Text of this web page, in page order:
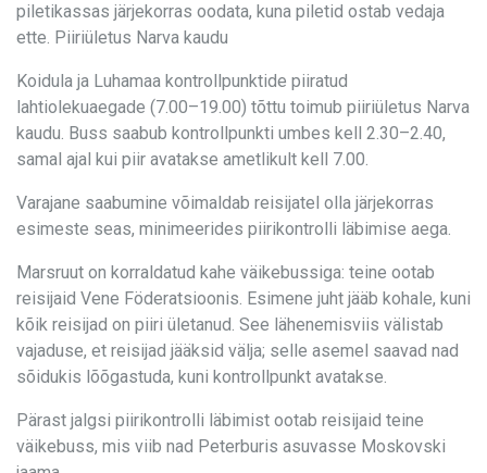
piletikassas järjekorras oodata, kuna piletid ostab vedaja
ette. Piiriületus Narva kaudu
Koidula ja Luhamaa kontrollpunktide piiratud
lahtiolekuaegade (7.00–19.00) tõttu toimub piiriületus Narva
kaudu. Buss saabub kontrollpunkti umbes kell 2.30–2.40,
samal ajal kui piir avatakse ametlikult kell 7.00.
Varajane saabumine võimaldab reisijatel olla järjekorras
esimeste seas, minimeerides piirikontrolli läbimise aega.
Marsruut on korraldatud kahe väikebussiga: teine ​​ootab
reisijaid Vene Föderatsioonis. Esimene juht jääb kohale, kuni
kõik reisijad on piiri ületanud. See lähenemisviis välistab
vajaduse, et reisijad jääksid välja; selle asemel saavad nad
sõidukis lõõgastuda, kuni kontrollpunkt avatakse.
Pärast jalgsi piirikontrolli läbimist ootab reisijaid teine ​​
väikebuss, mis viib nad Peterburis asuvasse Moskovski